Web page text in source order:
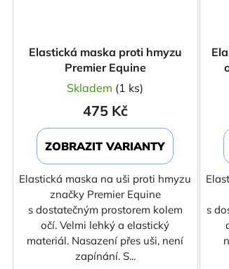
Elastická maska proti hmyzu
Premier Equine
Skladem (1 ks)
475 Kč
ZOBRAZIT VARIANTY
Elastická maska na uši proti hmyzu
značky Premier Equine
s dostatečným prostorem kolem
očí. Velmi lehký a elastický
materiál. Nasazení přes uši, není
zapínání. S...
s